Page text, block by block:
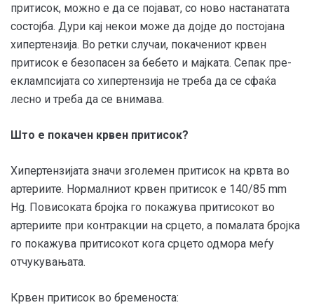
притисок, можно е да се појават, со ново настанатата
состојба. Дури кај некои може да дојде до постојана
хипертензија. Во ретки случаи, покачениот крвен
притисок е безопасен за бебето и мајката. Сепак пре-
еклампсијата со хипертензија не треба да се сфаќа
лесно и треба да се внимава.
Што е покачен крвен притисок?
Хипертензијата значи зголемен притисок на крвта во
артериите. Нормалниот крвен притисок е 140/85 mm
Hg. Повисоката бројка го покажува притисокот во
артериите при контракции на срцето, а помалата бројка
го покажува притисокот кога срцето одмoра меѓу
отчукувањата.
Крвен притисок во бременоста: